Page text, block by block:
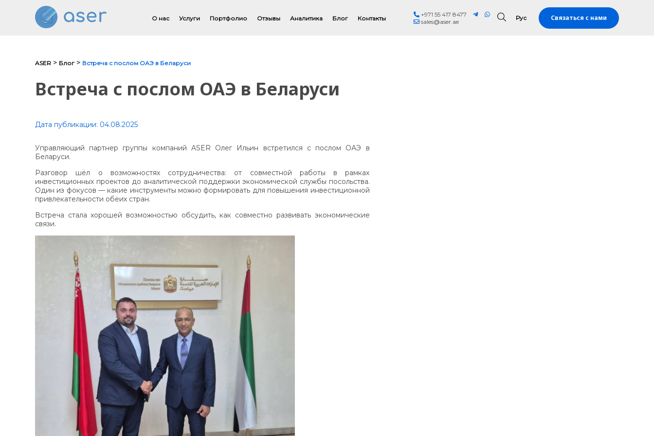
О нас Услуги Портфолио Отзывы Аналитика Блог Контакты
+971 55 417 8477
sales@aser.ae
Рус Связаться с нами
Услуги
Портфолио
Аналитика
Блог
Контакты
ASER > Блог > Встреча с послом ОАЭ в Беларуси
Встреча с послом ОАЭ в Беларуси
Дата публикации: 04.08.2025
Управляющий партнер группы компаний ASER Олег Ильин встретился с послом ОАЭ в
Беларуси.
Разговор шёл о возможностях сотрудничества: от совместной работы в рамках
инвестиционных проектов до аналитической поддержки экономической службы посольства.
Один из фокусов — какие инструменты можно формировать для повышения инвестиционной
привлекательности обеих стран.
Встреча стала хорошей возможностью обсудить, как совместно развивать экономические
связи.